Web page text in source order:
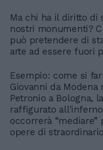
Ma chi ha il diritto di
nostri monumenti?
può pretendere di
arte ad essere fuori
Esempio: come si
Giovanni da
Petronio a Bologna,
raffigurato
occorrerà
opere di